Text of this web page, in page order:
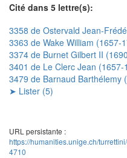
Cité dans 5 lettre(s):
3358 de Ostervald Jean-
3363 de Wake William (1657-
3374 de Burnet Gilbert II
3401 de Le Clerc Jean (1657-
3479 de Barnaud Barthélemy
➤ Lister (5)
URL persistante :
https://humanities.unige.ch/
4710